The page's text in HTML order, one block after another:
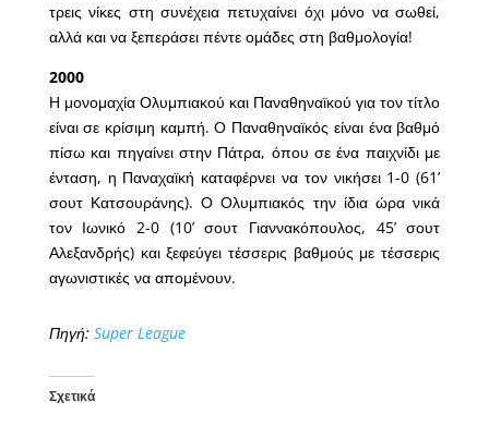
τρεις νίκες στη συνέχεια πετυχαίνει όχι μόνο να σωθεί,
αλλά και να ξεπεράσει πέντε ομάδες στη βαθμολογία!
2000
Η μονομαχία Ολυμπιακού και Παναθηναϊκού για τον τίτλο
είναι σε κρίσιμη καμπή. Ο Παναθηναϊκός είναι ένα βαθμό
πίσω και πηγαίνει στην Πάτρα, όπου σε ένα παιχνίδι με
ένταση, η Παναχαϊκή καταφέρνει να τον νικήσει 1-0 (61’
σουτ Κατσουράνης). Ο Ολυμπιακός την ίδια ώρα νικά
τον Ιωνικό 2-0 (10’ σουτ Γιαννακόπουλος, 45’ σουτ
Αλεξανδρής) και ξεφεύγει τέσσερις βαθμούς με τέσσερις
αγωνιστικές να απομένουν.
Πηγή: Super League
Σχετικά